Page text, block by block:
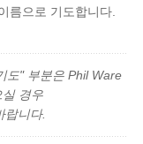
름으로 기도합니다.
도" 부분은 Phil Ware
경우
랍니다.